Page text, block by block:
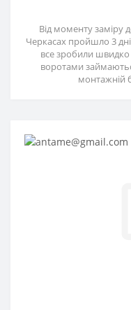
Від моменту заміру
Черкасах пройшло 3
все зробили швидко
воротами
монтажній